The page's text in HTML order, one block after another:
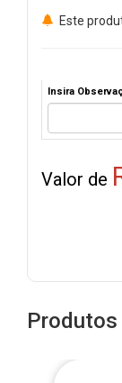
Este
Insira
Valor de
Produtos